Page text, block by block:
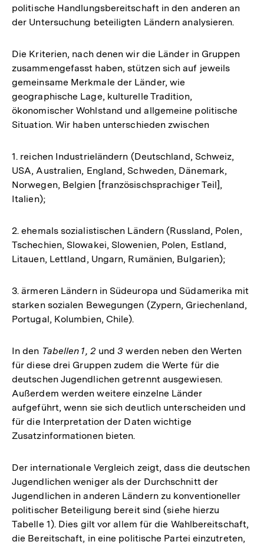
politische Handlungsbereitschaft in den anderen an
der Untersuchung beteiligten Ländern analysieren.
Die Kriterien, nach denen wir die Länder in Gruppen
zusammengefasst haben, stützen sich auf jeweils
gemeinsame Merkmale der Länder, wie
geographische Lage, kulturelle Tradition,
ökonomischer Wohlstand und allgemeine politische
Situation. Wir haben unterschieden zwischen
1. reichen Industrieländern (Deutschland, Schweiz,
USA, Australien, England, Schweden, Dänemark,
Norwegen, Belgien [französischsprachiger Teil],
Italien);
2. ehemals sozialistischen Ländern (Russland, Polen,
Tschechien, Slowakei, Slowenien, Polen, Estland,
Litauen, Lettland, Ungarn, Rumänien, Bulgarien);
3. ärmeren Ländern in Südeuropa und Südamerika mit
starken sozialen Bewegungen (Zypern, Griechenland,
Portugal, Kolumbien, Chile).
In den Tabellen 1, 2 und3 werden neben den Werten
für diese drei Gruppen zudem die Werte für die
deutschen Jugendlichen getrennt ausgewiesen.
Außerdem werden weitere einzelne Länder
aufgeführt, wenn sie sich deutlich unterscheiden und
für die Interpretation der Daten wichtige
Zusatzinformationen bieten.
Der internationale Vergleich zeigt, dass die deutschen
Jugendlichen weniger als der Durchschnitt der
Jugendlichen in anderen Ländern zu konventioneller
politischer Beteiligung bereit sind (siehe hierzu
Tabelle 1). Dies gilt vor allem für die Wahlbereitschaft,
die Bereitschaft, in eine politische Partei einzutreten,